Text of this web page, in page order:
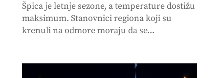
Špica je letnje sezone, a temperature dostižu
maksimum. Stanovnici regiona koji su
krenuli na odmore moraju da se...